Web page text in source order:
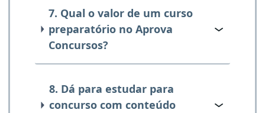
7. Qual o valor de um curso
preparatório no Aprova
Concursos?
8. Dá para estudar para
concurso com conteúdo